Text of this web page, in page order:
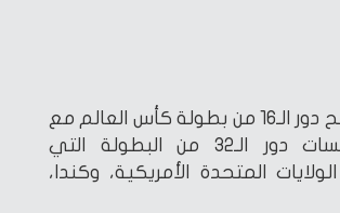
اتضحت ملامح دور الـ16 من بطولة كأس العالم مع
انتهاء منافسات دور الـ32 من البطولة التي
المتحدة الأمريكية، وكندا،